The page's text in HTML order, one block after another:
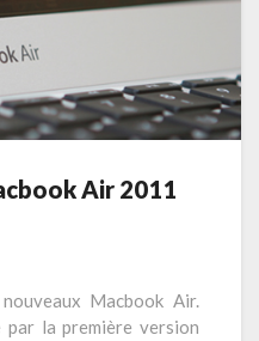
Air 2011
Macbook Air.
la première version